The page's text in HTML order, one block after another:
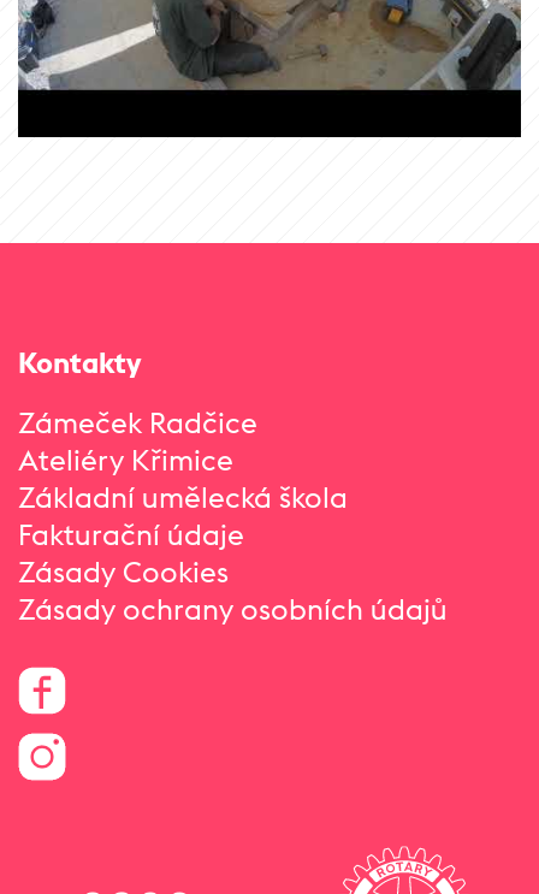
Kontakty
Zámeček Radčice
Ateliéry Křimice
Základní umělecká škola
Fakturační údaje
Zásady Cookies
Zásady ochrany osobních údajů